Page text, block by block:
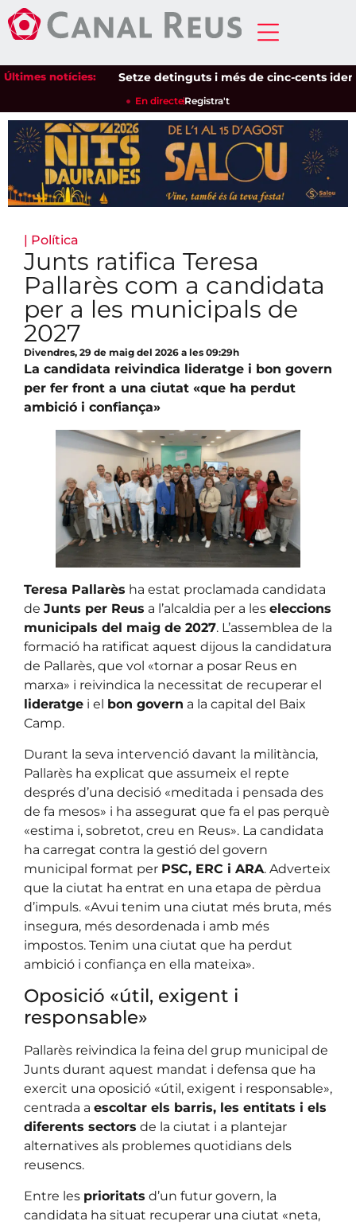
Últimes notícies: Setze detinguts i més de cinc-cents
En directeRegistra't
| Política
Junts ratifica Teresa
Pallarès com a candidata
per a les municipals de
2027
Divendres, 29 de maig del 2026 a les 09:29h
La candidata reivindica lideratge i bon govern
per fer front a una ciutat «que ha perdut
ambició i confiança»
Teresa Pallarès ha estat proclamada candidata
de Junts per Reus a l’alcaldia per a les eleccions
municipals del maig de 2027. L’assemblea de la
formació ha ratificat aquest dijous la candidatura
de Pallarès, que vol «tornar a posar Reus en
marxa» i reivindica la necessitat de recuperar el
lideratge i el bon govern a la capital del Baix
Camp.
Durant la seva intervenció davant la militància,
Pallarès ha explicat que assumeix el repte
després d’una decisió «meditada i pensada des
de fa mesos» i ha assegurat que fa el pas perquè
«estima i, sobretot, creu en Reus». La candidata
ha carregat contra la gestió del govern
municipal format per PSC, ERC i ARA. Adverteix
que la ciutat ha entrat en una etapa de pèrdua
d’impuls. «Avui tenim una ciutat més bruta, més
insegura, més desordenada i amb més
impostos. Tenim una ciutat que ha perdut
ambició i confiança en ella mateixa».
Oposició «útil, exigent i
responsable»
Pallarès reivindica la feina del grup municipal de
Junts durant aquest mandat i defensa que ha
exercit una oposició «útil, exigent i responsable»,
centrada a escoltar els barris, les entitats i els
diferents sectors de la ciutat i a plantejar
alternatives als problemes quotidians dels
reusencs.
Entre les prioritats d’un futur govern, la
candidata ha situat recuperar una ciutat «neta,